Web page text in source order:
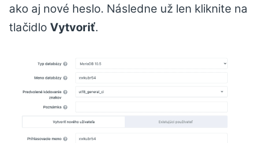
ako aj nové heslo. Následne už len kliknite na
tlačidlo Vytvoriť.